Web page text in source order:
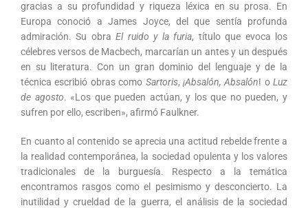
gracias a su profundidad y riqueza léxica en su prosa. En
Europa conoció a James Joyce, del que sentía profunda
admiración. Su obraEl ruido y la furia, título que evoca los
célebres versos de Macbech, marcarían un antes y un después
en su literatura. Con un gran dominio del lenguaje y de la
técnica escribió obras como Sartoris, ¡Absalón, Absalón! o Luz
de agosto. «Los que pueden actúan, y los que no pueden, y
sufren por ello, escriben», afirmó Faulkner.
En cuanto al contenido se aprecia una actitud rebelde frente a
la realidad contemporánea, la sociedad opulenta y los valores
tradicionales de la burguesía. Respecto a la temática
encontramos rasgos como el pesimismo y desconcierto. La
inutilidad y crueldad de la guerra, el análisis de la sociedad